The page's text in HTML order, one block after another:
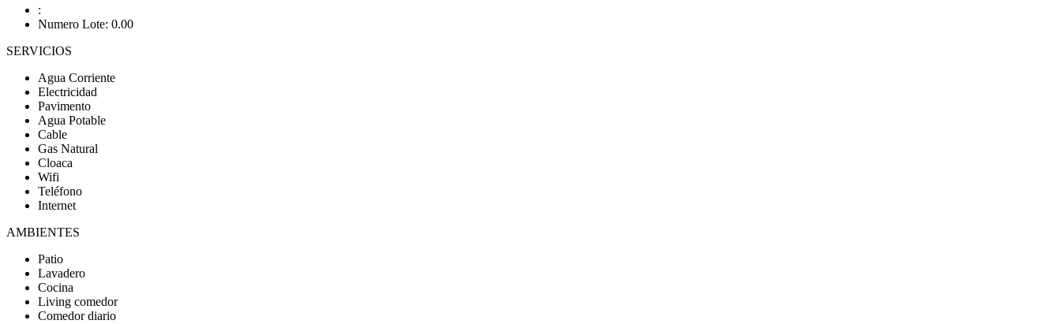
:
Numero Lote: 0.00
SERVICIOS
Agua Corriente
Electricidad
Pavimento
Agua Potable
Cable
Gas Natural
Cloaca
Wifi
Teléfono
Internet
AMBIENTES
Patio
Lavadero
Cocina
Living comedor
Comedor diario